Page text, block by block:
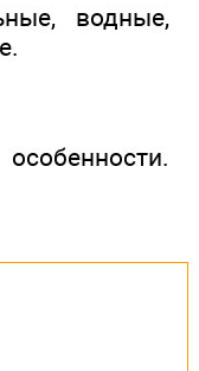
водные,